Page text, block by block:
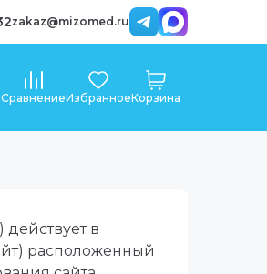
zakaz@mizomed.ru
СравнениеИзбранноеКорзина
в
расположенный